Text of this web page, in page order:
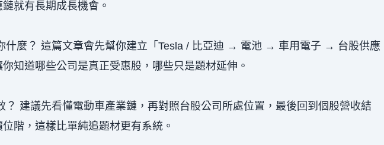
就有長期成長機會。
什麼？ 這篇文章會先幫你建立「Tesla / 比亞迪 → 電池 → 車用電子 → 台股供應
知道哪些公司是真正受惠股，哪些只是題材延伸。
？ 建議先看懂電動車產業鏈，再對照台股公司所處位置，最後回到個股營收結
階，這樣比單純追題材更有系統。